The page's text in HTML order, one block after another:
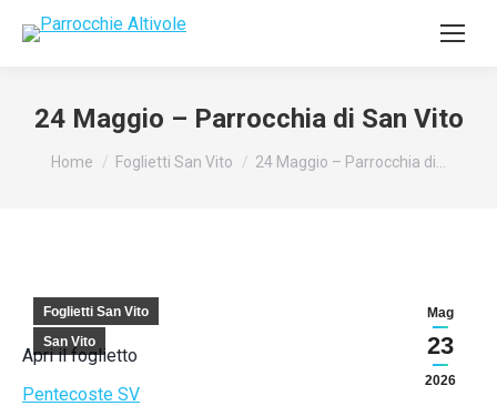
24 Maggio – Parrocchia di San Vito
Tu sei qui:
Home Foglietti San Vito 24 Maggio – Parrocchia di…
Mag
23
2026
Foglietti San Vito
San Vito
Apri il foglietto
Pentecoste SV